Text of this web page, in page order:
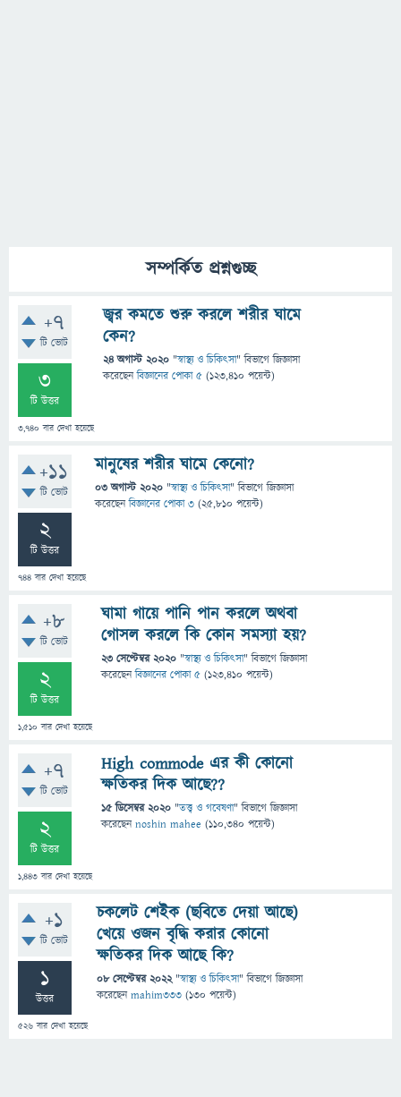
সম্পর্কিত প্রশ্নগুচ্ছ
+7
টি ভোট
3
টি উত্তর
3,740 বার দেখা হয়েছে
জ্বর কমতে শুরু করলে শরীর ঘামে
কেন?
24 অগাস্ট 2020 "স্বাস্থ্য ও চিকিৎসা" বিভাগে জিজ্ঞাসা
করেছেনবিজ্ঞানের পোকা ৫ (123,410 পয়েন্ট)
+11
টি ভোট
2
টি উত্তর
744 বার দেখা হয়েছে
মানুষের শরীর ঘামে কেনো?
03 অগাস্ট 2020 "স্বাস্থ্য ও চিকিৎসা" বিভাগে জিজ্ঞাসা
করেছেনবিজ্ঞানের পোকা ৩ (25,810 পয়েন্ট)
+8
টি ভোট
2
টি উত্তর
1,510 বার দেখা হয়েছে
ঘামা গায়ে পানি পান করলে অথবা
গোসল করলে কি কোন সমস্যা হয়?
23 সেপ্টেম্বর 2020 "স্বাস্থ্য ও চিকিৎসা" বিভাগে জিজ্ঞাসা
করেছেনবিজ্ঞানের পোকা ৫ (123,410 পয়েন্ট)
+7
টি ভোট
2
টি উত্তর
1,443 বার দেখা হয়েছে
High commode এর কী কোনো
ক্ষতিকর দিক আছে??
15 ডিসেম্বর 2020 "তত্ত্ব ও গবেষণা" বিভাগে জিজ্ঞাসা
করেছেনnoshin mahee (110,340 পয়েন্ট)
+1
টি ভোট
1
উত্তর
526 বার দেখা হয়েছে
চকলেট শেইক (ছবিতে দেয়া আছে)
খেয়ে ওজন বৃদ্ধি করার কোনো
ক্ষতিকর দিক আছে কি?
08 সেপ্টেম্বর 2022 "স্বাস্থ্য ও চিকিৎসা" বিভাগে জিজ্ঞাসা
করেছেনmahim333 (130 পয়েন্ট)